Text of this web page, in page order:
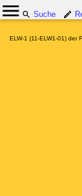
Suche
ELW-1 (11-ELW1-01) der